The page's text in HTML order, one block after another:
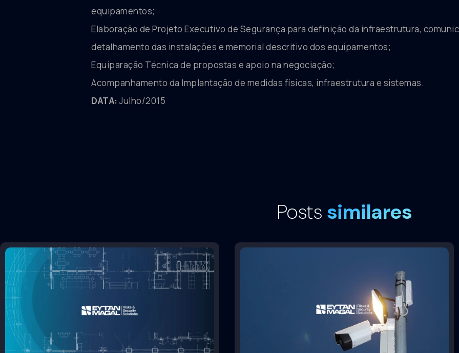
equipamentos;
Elaboração de Projeto Executivo de Segurança para definição da infraestrutura,
detalhamento das instalações e memorial descritivo dos equipamentos;
Equiparação Técnica de propostas e apoio na negociação;
Acompanhamento da Implantação de medidas físicas, infraestrutura e sistemas.
DATA:Julho/2015
Posts similares